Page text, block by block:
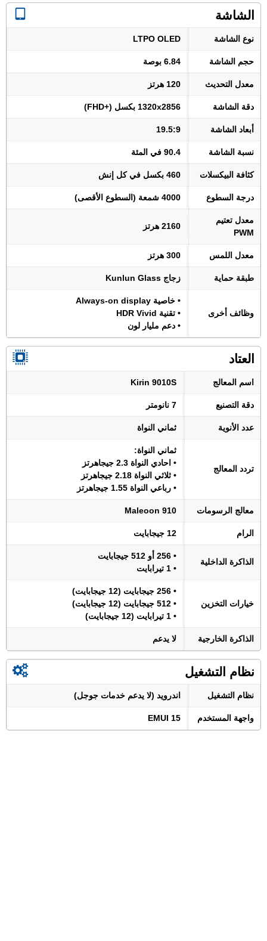
الشاشة
نوع الشاشة LTPO OLED
حجم الشاشة 6.84 بوصة
معدل التحديث 120 هرتز
دقة الشاشة 1320x2856 بكسل (+FHD)
أبعاد الشاشة 19.5:9
نسبة الشاشة 90.4 في المئة
كثافة البيكسلات 460 بكسل في كل إنش
درجة السطوع 4000 شمعة (السطوع الأقصى)
معدل تعتيم
PWM
2160 هرتز
معدل اللمس 300 هرتز
طبقة حماية زجاج Kunlun Glass
وظائف أخرى
• خاصية Always-on display
• تقنية HDR Vivid
• دعم مليار لون
العتاد
اسم المعالج Kirin 9010S
دقة التصنيع 7 نانومتر
عدد الأنوية ثماني النواة
تردد المعالج
ثماني النواة:
• احادي النواة 2.3 جيجاهرتز
• ثلاثي النواة 2.18 جيجاهرتز
• رباعي النواة 1.55 جيجاهرتز
معالج الرسومات Maleoon 910
الرام 12 جيجابايت
الذاكرة الداخلية
• 256 أو 512 جيجابايت
• 1 تيرابايت
خيارات التخزين
• 256 جيجابايت (12 جيجابايت)
• 512 جيجابايت (12 جيجابايت)
• 1 تيرابايت (12 جيجابايت)
الذاكرة الخارجية لا يدعم
نظام التشغيل
نظام التشغيل اندرويد (لا يدعم خدمات جوجل)
واجهة المستخدم EMUI 15